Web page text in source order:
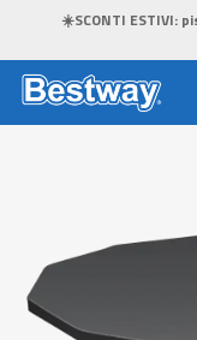
☀️SCONTI ESTIVI: